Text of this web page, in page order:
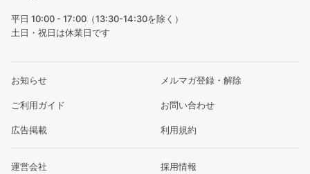
平日 10:00 - 17:00（13:30-14:30を除く）
土日・祝日は休業日です
お知らせ メルマガ登録・解除
ご利用ガイド お問い合わせ
広告掲載 利用規約
運営会社 採用情報